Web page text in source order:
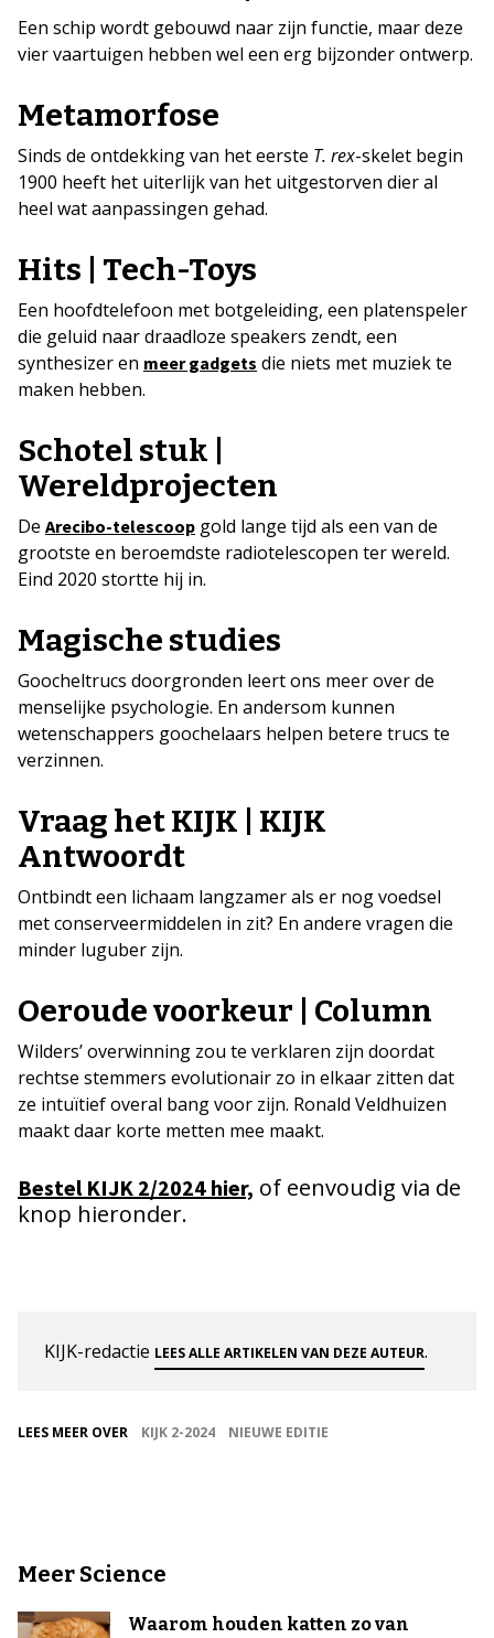
Een schip wordt gebouwd naar zijn functie, maar deze
vier vaartuigen hebben wel een erg bijzonder ontwerp.
Metamorfose
Sinds de ontdekking van het eerste T. rex-skelet begin
1900 heeft het uiterlijk van het uitgestorven dier al
heel wat aanpassingen gehad.
Hits | Tech-Toys
Een hoofdtelefoon met botgeleiding, een platenspeler
die geluid naar draadloze speakers zendt, een
synthesizer en meer gadgets die niets met muziek te
maken hebben.
Schotel stuk |
Wereldprojecten
De Arecibo-telescoop gold lange tijd als een van de
grootste en beroemdste radiotelescopen ter wereld.
Eind 2020 stortte hij in.
Magische studies
Goocheltrucs doorgronden leert ons meer over de
menselijke psychologie. En andersom kunnen
wetenschappers goochelaars helpen betere trucs te
verzinnen.
Vraag het KIJK | KIJK
Antwoordt
Ontbindt een lichaam langzamer als er nog voedsel
met conserveermiddelen in zit? En andere vragen die
minder luguber zijn.
Oeroude voorkeur | Column
Wilders’ overwinning zou te verklaren zijn doordat
rechtse stemmers evolutionair zo in elkaar zitten dat
ze intuïtief overal bang voor zijn. Ronald Veldhuizen
maakt daar korte metten mee maakt.
Bestel KIJK 2/2024 hier, of eenvoudig via de
knop hieronder.
KIJK-redactie LEES ALLE ARTIKELEN VAN DEZE AUTEUR.
LEES MEER OVER KIJK 2-2024 NIEUWE EDITIE
Meer Science
Waarom houden katten zo van